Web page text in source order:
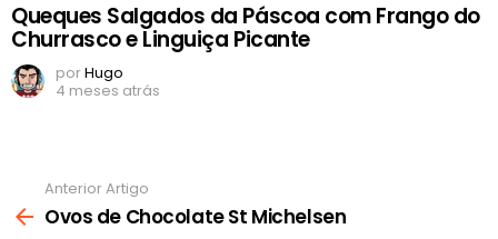
Queques Salgados da Páscoa com Frango do
Churrasco e Linguiça Picante
porHugo
4 meses atrás
mais
Anterior Artigo
Ovos de Chocolate St Michelsen